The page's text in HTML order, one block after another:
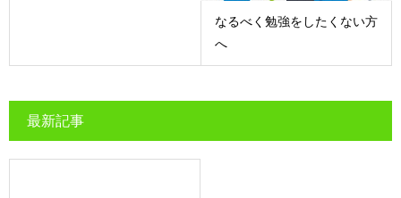
なるべく勉強をしたくない方
へ
最新記事